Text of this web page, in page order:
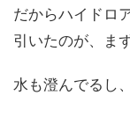
だからハイドロ
引いたのが、ま
水も澄んでるし